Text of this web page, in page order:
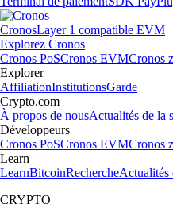
CronosLayer 1 compatible EVM
Explorez Cronos
Cronos PoSCronos EVMCronos
Explorer
AffiliationInstitutionsGarde
Crypto.com
À propos de nousActualités de la
Développeurs
Cronos PoSCronos EVMCronos
Learn
LearnBitcoinRechercheActualités
CRYPTO